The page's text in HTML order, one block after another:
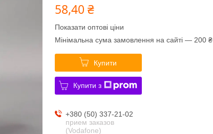
58,40 ₴
Показати оптові ціни
Мінімальна сума замовлення на сайті — 200 ₴
Купити
Купити з
+380 (50) 337-21-02
прием заказов
(Vodafone)